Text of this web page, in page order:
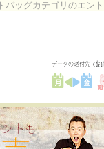
バッグカテゴリのエント